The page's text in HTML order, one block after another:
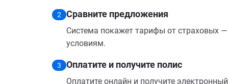
2 Сравните предложения
Система покажет тарифы от страховых
условиям.
3 Оплатите и получите полис
Оплатите онлайн и получите